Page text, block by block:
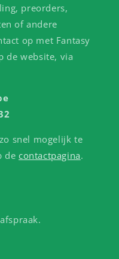
preorders,
of andere
op met Fantasy
de website, via
snel mogelijk te
decontactpagina.